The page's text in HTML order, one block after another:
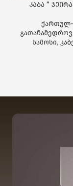
კაბა ”
ქართულ-
სამოსი,